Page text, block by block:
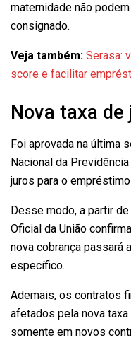
maternidade não
consignado.
Veja também: Serasa:
score e facilitar
Nova taxa de
Foi aprovada na última
Nacional da
juros para o
Desse modo, a partir
Oficial da União
nova cobrança passará
específico.
Ademais, os contratos
afetados pela nova
somente em novos